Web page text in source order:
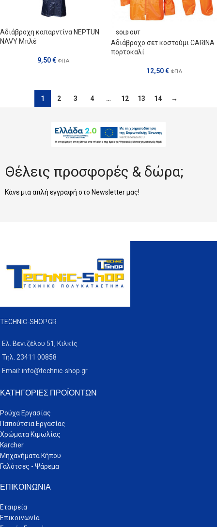
Αδιάβροχη καπαρντίνα NEPTUN
NAVY Μπλέ
9,50€ ΦΠΑ
SOLD OUT
Αδιάβροχο σετ κοστούμι CARINA
πορτοκαλί
12,50€ ΦΠΑ
1 2 3 4 … 12 13 14 →
Θέλεις προσφορές & δώρα;
Κάνε μια απλή εγγραφή στο Newsletter μας!
TECHNIC-SHOP.GR
Ελ. Βενιζέλου 51, Κιλκίς
Τηλ: 23411 00858
Email: info@technic-shop.gr
ΚΑΤΗΓΟΡΊΕΣ ΠΡΟΪΌΝΤΩΝ
Ρούχα Εργασίας
Παπούτσια Εργασίας
Χρώματα Κιμωλίας
Karcher
Μηχανήματα Κήπου
Γαλότσες - Ψάρεμα
ΕΠΙΚΟΙΝΩΝΊΑ
Εταιρεία
Επικοινωνία